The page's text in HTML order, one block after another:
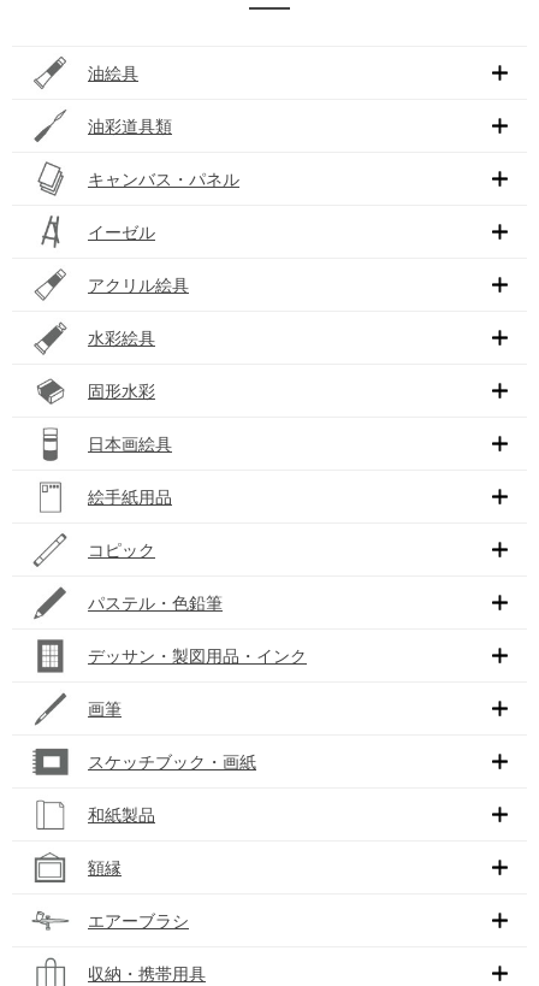
油絵具
油彩道具類
キャンバス・パネル
イーゼル
アクリル絵具
水彩絵具
固形水彩
日本画絵具
絵手紙用品
コピック
パステル・色鉛筆
デッサン・製図用品・インク
画筆
スケッチブック・画紙
和紙製品
額縁
エアーブラシ
収納・携帯用具